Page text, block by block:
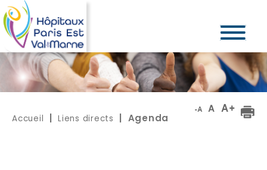
Accueil Liens directs | Agenda